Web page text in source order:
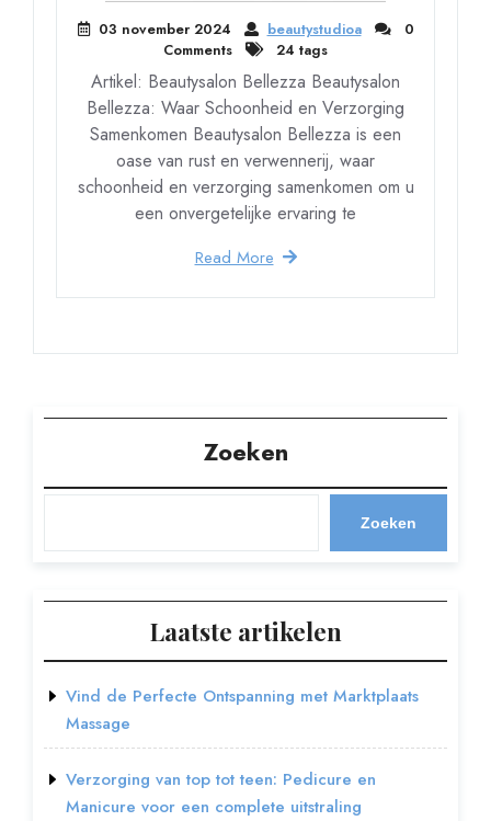
03 november 2024 beautystudioa
0
Comments
24 tags
Artikel: Beautysalon Bellezza Beautysalon
Bellezza: Waar Schoonheid en Verzorging
Samenkomen Beautysalon Bellezza is een
oase van rust en verwennerij, waar
schoonheid en verzorging samenkomen om u
een onvergetelijke ervaring te
Read More
Zoeken
Zoeken
Laatste artikelen
Vind de Perfecte Ontspanning met Marktplaats
Massage
Verzorging van top tot teen: Pedicure en
Manicure voor een complete uitstraling